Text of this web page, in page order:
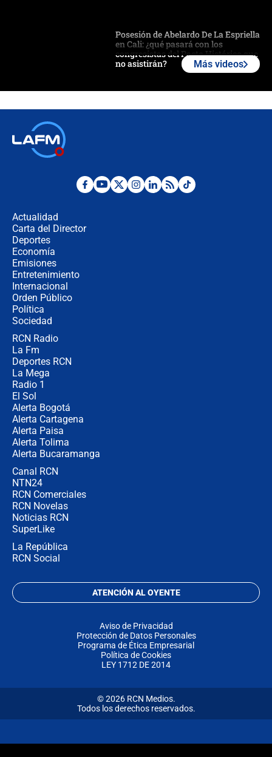
Posesión de Abelardo De La Espriella
en Cali: ¿qué pasará con los
congresistas del Pacto Histórico que
no asistirán?
¿Por qué De la Espriella gobernará
Más videos
Actualidad
Carta del Director
Deportes
Economía
Emisiones
Entretenimiento
Internacional
Orden Público
Política
Sociedad
RCN Radio
La Fm
Deportes RCN
La Mega
Radio 1
El Sol
Alerta Bogotá
Alerta Cartagena
Alerta Paisa
Alerta Tolima
Alerta Bucaramanga
Canal RCN
NTN24
RCN Comerciales
RCN Novelas
Noticias RCN
SuperLike
La República
RCN Social
ATENCIÓN AL OYENTE
Aviso de Privacidad
Protección de Datos Personales
Programa de Ética Empresarial
Política de Cookies
LEY 1712 DE 2014
© 2026 RCN Medios.
Todos los derechos reservados.